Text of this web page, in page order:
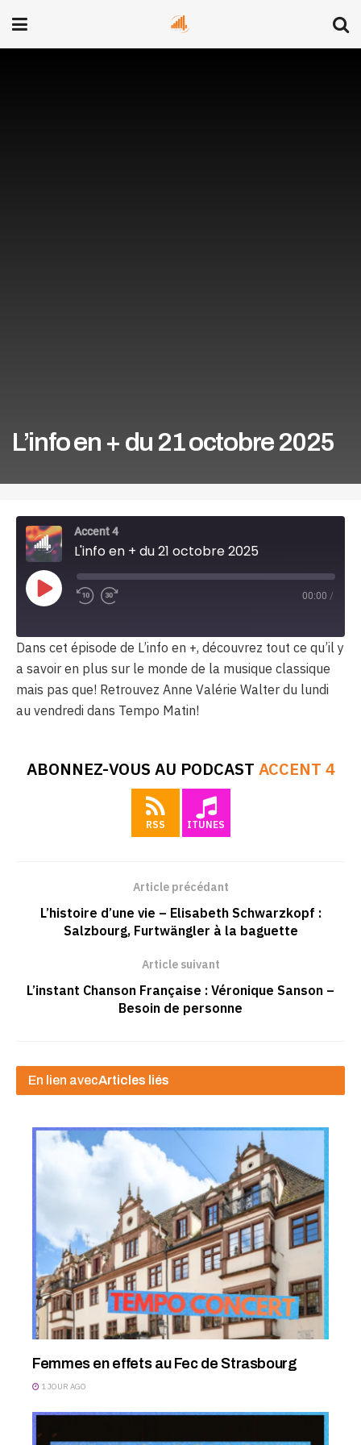
L’info en + du 21 octobre 2025
Accent 4
L'info en + du 21 octobre 2025
Play
Episode
00:00 /
Dans cet épisode de L’info en +, découvrez tout ce qu’il y
a savoir en plus sur le monde de la musique classique
mais pas que! Retrouvez Anne Valérie Walter du lundi
au vendredi dans Tempo Matin!
ABONNEZ-VOUS AU PODCAST ACCENT 4
RSS ITUNES
Article précédant
L’histoire d’une vie – Elisabeth Schwarzkopf :
Salzbourg, Furtwängler à la baguette
Article suivant
L’instant Chanson Française : Véronique Sanson –
Besoin de personne
En lien avecArticles liés
Femmes en effets au Fec de Strasbourg
1 JOUR AGO